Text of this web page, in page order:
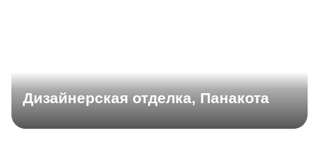
Дизайнерская отделка, Панакота